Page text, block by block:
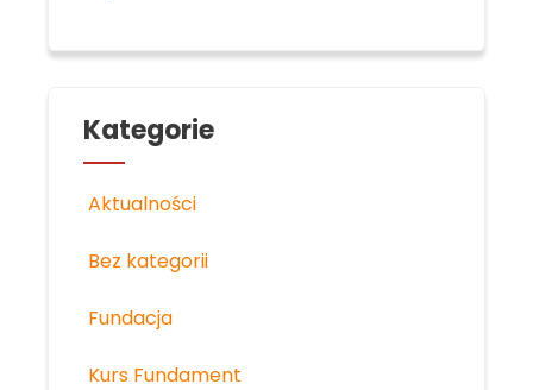
Kategorie
Aktualności
Bez kategorii
Fundacja
Kurs Fundament